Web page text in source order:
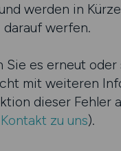
werden in
darauf werfen.
Sie es erneut oder
mit weiteren
dieser Fehler
Kontakt zu uns).